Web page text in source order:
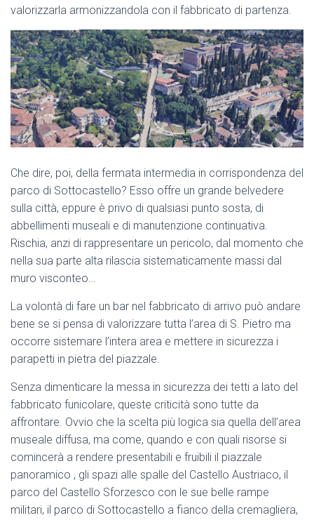
valorizzarla armonizzandola con il fabbricato di partenza.
Che dire, poi, della fermata intermedia in corrispondenza del
parco di Sottocastello? Esso offre un grande belvedere
sulla città, eppure è privo di qualsiasi punto sosta, di
abbellimenti museali e di manutenzione continuativa.
Rischia, anzi di rappresentare un pericolo, dal momento che
nella sua parte alta rilascia sistematicamente massi dal
muro visconteo…
La volontà di fare un bar nel fabbricato di arrivo può andare
bene se si pensa di valorizzare tutta l’area di S. Pietro ma
occorre sistemare l’intera area e mettere in sicurezza i
parapetti in pietra del piazzale.
Senza dimenticare la messa in sicurezza dei tetti a lato del
fabbricato funicolare, queste criticità sono tutte da
affrontare. Ovvio che la scelta più logica sia quella dell’area
museale diffusa, ma come, quando e con quali risorse si
comincerà a rendere presentabili e fruibili il piazzale
panoramico , gli spazi alle spalle del Castello Austriaco, il
parco del Castello Sforzesco con le sue belle rampe
militari, il parco di Sottocastello a fianco della cremagliera,